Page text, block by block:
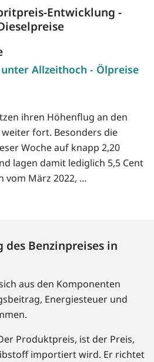
Entwicklung -
Allzeithoch - Ölpreise
ihren Höhenflug an den
fort. Besonders die
Woche auf knapp 2,20
lagen damit lediglich 5,5 Cent
vom März 2022, …
des Benzinpreises in
aus den Komponenten
Energiesteuer und
Produktpreis, ist der Preis,
importiert wird. Er richtet